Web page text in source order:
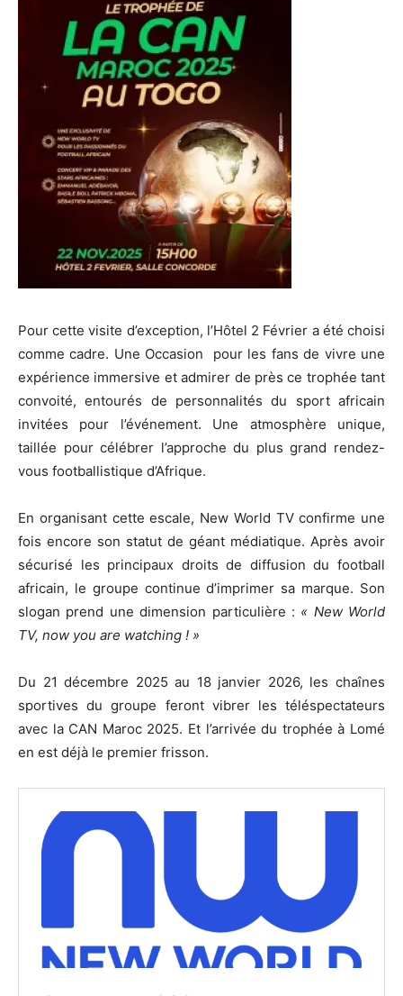
Pour cette visite d’exception, l’Hôtel 2 Février a été choisi
comme cadre. Une Occasion pour les fans de vivre une
expérience immersive et admirer de près ce trophée tant
convoité, entourés de personnalités du sport africain
invitées pour l’événement. Une atmosphère unique,
taillée pour célébrer l’approche du plus grand rendez-
vous footballistique d’Afrique.
En organisant cette escale, New World TV confirme une
fois encore son statut de géant médiatique. Après avoir
sécurisé les principaux droits de diffusion du football
africain, le groupe continue d’imprimer sa marque. Son
slogan prend une dimension particulière : « New World
TV, now you are watching ! »
Du 21 décembre 2025 au 18 janvier 2026, les chaînes
sportives du groupe feront vibrer les téléspectateurs
avec la CAN Maroc 2025. Et l’arrivée du trophée à Lomé
en est déjà le premier frisson.